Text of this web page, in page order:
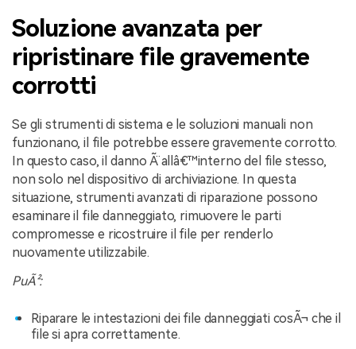
Soluzione avanzata per
ripristinare file gravemente
corrotti
Se gli strumenti di sistema e le soluzioni manuali non
funzionano, il file potrebbe essere gravemente corrotto.
In questo caso, il danno Ã¨ allâ€™interno del file stesso,
non solo nel dispositivo di archiviazione. In questa
situazione, strumenti avanzati di riparazione possono
esaminare il file danneggiato, rimuovere le parti
compromesse e ricostruire il file per renderlo
nuovamente utilizzabile.
PuÃ²:
Riparare le intestazioni dei file danneggiati cosÃ¬ che il
file si apra correttamente.